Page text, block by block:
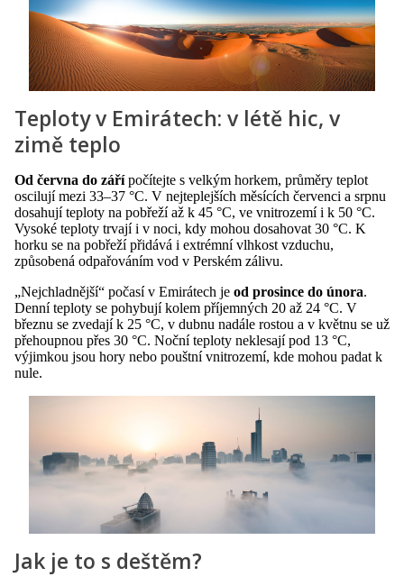
Teploty v Emirátech: v létě hic, v
zimě teplo
Od června do zářípočítejte s velkým horkem, průměry teplot
oscilují mezi 33–37 °C. V nejteplejších měsících červenci a srpnu
dosahují teploty na pobřeží až k 45 °C, ve vnitrozemí i k 50 °C.
Vysoké teploty trvají i v noci, kdy mohou dosahovat 30 °C. K
horku se na pobřeží přidává i extrémní vlhkost vzduchu,
způsobená odpařováním vod v Perském zálivu.
„Nejchladnější“ počasí v Emirátech je od prosince do února.
Denní teploty se pohybují kolem příjemných 20 až 24 °C. V
březnu se zvedají k 25 °C, v dubnu nadále rostou a v květnu se už
přehoupnou přes 30 °C. Noční teploty neklesají pod 13 °C,
výjimkou jsou hory nebo pouštní vnitrozemí, kde mohou padat k
nule.
Jak je to s deštěm?